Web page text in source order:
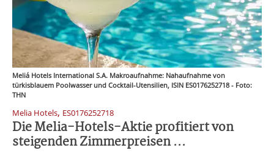
Meliá Hotels International S.A. Makroaufnahme: Nahaufnahme von
türkisblauem Poolwasser und Cocktail-Utensilien, ISIN ES0176252718 - Foto:
THN
Melia Hotels, ES0176252718
Die Melia-Hotels-Aktie profitiert von
steigenden Zimmerpreisen ...